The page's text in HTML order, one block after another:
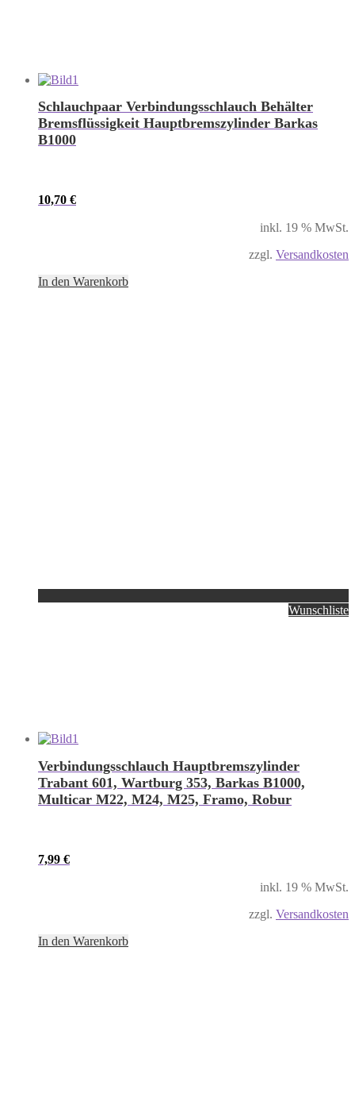
Schlauchpaar Verbindungsschlauch Behälter
Bremsflüssigkeit Hauptbremszylinder Barkas
B1000
10,70 €
inkl. 19 % MwSt.
zzgl. Versandkosten
In den Warenkorb
Wunschliste
Verbindungsschlauch Hauptbremszylinder
Trabant 601, Wartburg 353, Barkas B1000,
Multicar M22, M24, M25, Framo, Robur
7,99 €
inkl. 19 % MwSt.
zzgl. Versandkosten
In den Warenkorb